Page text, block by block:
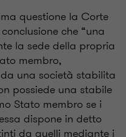
questione la Corte
che “una
la sede della propria
membro,
una società stabilita
possiede una stabile
Stato membro se i
dispone in detto
da quelli mediante i